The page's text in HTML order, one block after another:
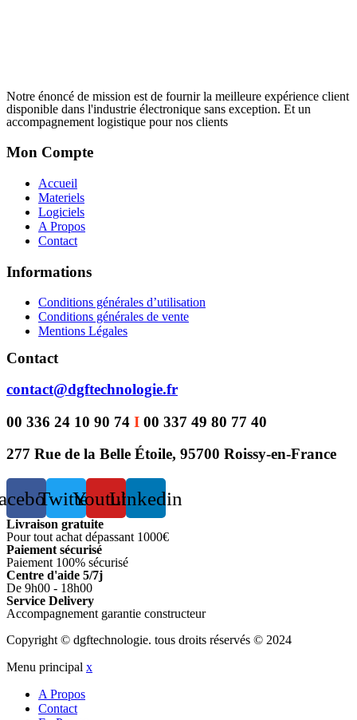
Notre énoncé de mission est de fournir la meilleure expérience client
disponible dans l'industrie électronique sans exception. Et un
accompagnement logistique pour nos clients
Mon Compte
Accueil
Materiels
Logiciels
A Propos
Contact
Informations
Conditions générales d’utilisation
Conditions générales de vente
Mentions Légales
Contact
contact@dgftechnologie.fr
00 336 24 10 90 74 I 00 337 49 80 77 40
277 Rue de la Belle Étoile, 95700 Roissy-en-France
TwitterYoutubeLinkedin
Livraison gratuite
Pour tout achat dépassant 1000€
Paiement sécurisé
Paiement 100% sécurisé
Centre d'aide 5/7j
De 9h00 - 18h00
Service Delivery
Accompagnement garantie constructeur
Copyright © dgftechnologie. tous droits réservés © 2024
Menu principal x
A Propos
Contact